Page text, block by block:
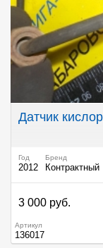
Датчик
Год
2012
Бренд
Контрактный
3 000 руб.
Артикул
136017